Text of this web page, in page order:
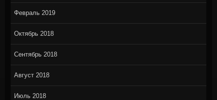
Февраль 2019
Октябрь 2018
Сентябрь 2018
Август 2018
Июль 2018